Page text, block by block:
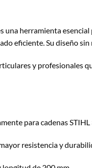
una herramienta
eficiente.Su diseño
y profesionales
para cadenas STIHL
resistencia y